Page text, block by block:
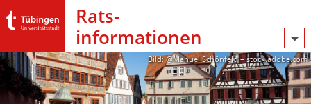
Rats­
informationen
Bild: @Manuel Schönfeld – stock.adobe.com